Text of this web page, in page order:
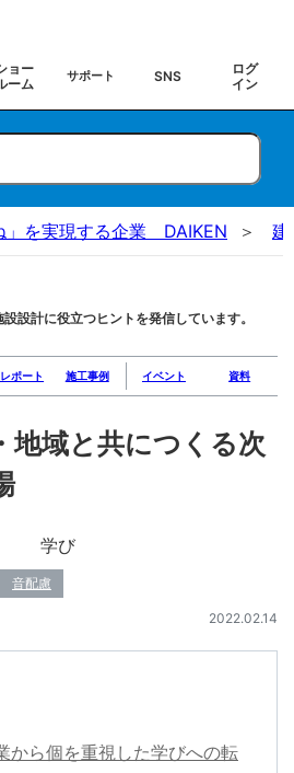
ョー
ーム
サポート SNS
ログ
イン
」を実現する企業 DAIKEN 建
設計に役立つヒントを発信しています。
ポート 施工事例 イベント 資料
地域と共につくる次
音配慮
2022.02.14
から個を重視した学びへの転